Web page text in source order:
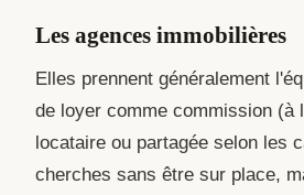
Les agences immobilières
Elles prennent généralement
de loyer comme commission (à
locataire ou partagée selon les
cherches sans être sur place,